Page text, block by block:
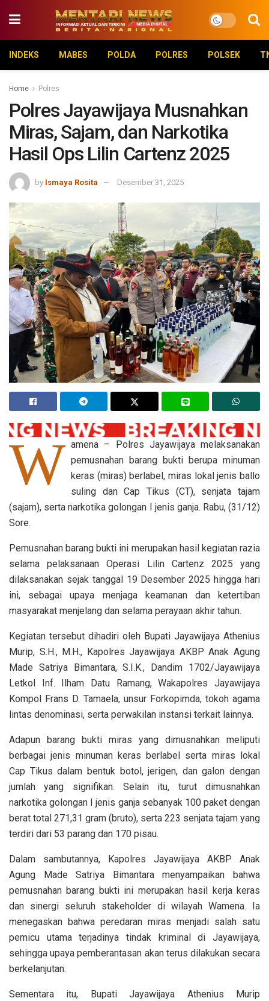
INDEKS MABES POLDA POLRES POLSEK
Home Polres
Polres Jayawijaya Musnahkan
Miras, Sajam, dan Narkotika
Hasil Ops Lilin Cartenz 2025
by Ismaya Rosita Desember 31, 2025
W amena – Polres Jayawijaya melaksanakan
pemusnahan barang bukti berupa minuman
keras (miras) berlabel, miras lokal jenis ballo
suling dan Cap Tikus (CT), senjata tajam
(sajam), serta narkotika golongan I jenis ganja. Rabu, (31/12)
Sore.
Pemusnahan barang bukti ini merupakan hasil kegiatan razia
selama pelaksanaan Operasi Lilin Cartenz 2025 yang
dilaksanakan sejak tanggal 19 Desember 2025 hingga hari
ini, sebagai upaya menjaga keamanan dan ketertiban
masyarakat menjelang dan selama perayaan akhir tahun.
Kegiatan tersebut dihadiri oleh Bupati Jayawijaya Athenius
Murip, S.H., M.H., Kapolres Jayawijaya AKBP Anak Agung
Made Satriya Bimantara, S.I.K., Dandim 1702/Jayawijaya
Letkol Inf. Ilham Datu Ramang, Wakapolres Jayawijaya
Kompol Frans D. Tamaela, unsur Forkopimda, tokoh agama
lintas denominasi, serta perwakilan instansi terkait lainnya.
Adapun barang bukti miras yang dimusnahkan meliputi
berbagai jenis minuman keras berlabel serta miras lokal
Cap Tikus dalam bentuk botol, jerigen, dan galon dengan
jumlah yang signifikan. Selain itu, turut dimusnahkan
narkotika golongan I jenis ganja sebanyak 100 paket dengan
berat total 271,31 gram (bruto), serta 223 senjata tajam yang
terdiri dari 53 parang dan 170 pisau.
Dalam sambutannya, Kapolres Jayawijaya AKBP Anak
Agung Made Satriya Bimantara menyampaikan bahwa
pemusnahan barang bukti ini merupakan hasil kerja keras
dan sinergi seluruh stakeholder di wilayah Wamena. Ia
menegaskan bahwa peredaran miras menjadi salah satu
pemicu utama terjadinya tindak kriminal di Jayawijaya,
sehingga upaya pemberantasan akan terus dilakukan secara
berkelanjutan.
Sementara itu, Bupati Jayawijaya Athenius Murip